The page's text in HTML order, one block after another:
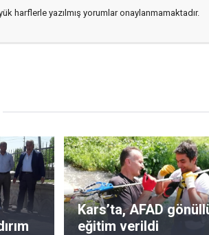
harflerle yazılmış yorumlar onaylanmamaktadır.
Kars’ta, AFAD
eğitim verildi